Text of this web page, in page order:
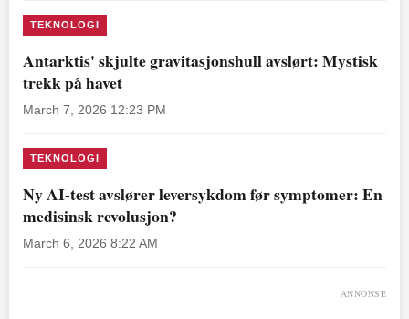
TEKNOLOGI
Antarktis' skjulte gravitasjonshull avslørt: Mystisk
trekk på havet
March 7, 2026 12:23 PM
TEKNOLOGI
Ny AI-test avslører leversykdom før symptomer: En
medisinsk revolusjon?
March 6, 2026 8:22 AM
ANNONSE